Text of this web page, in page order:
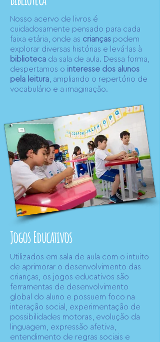
Nosso acervo de livros é
cuidadosamente pensado para cada
faixa etária, onde as crianças podem
explorar diversas histórias e levá-las à
biblioteca da sala de aula. Dessa forma,
despertamos o interesse dos alunos
pela leitura , ampliando o repertório de
vocabulário e a imaginação.
JogosEducativos
Utilizados em sala de aula com o intuito
de aprimorar o desenvolvimento das
crianças, os jogos educativos são
ferramentas de desenvolvimento
global do aluno e possuem foco na
interação social, experimentação de
possibilidades motoras, evolução da
linguagem, expressão afetiva,
entendimento de regras sociais e